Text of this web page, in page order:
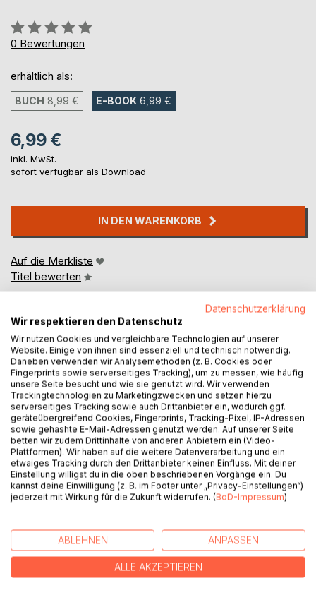
Bewertung::
0%
0 Bewertungen
erhältlich als:
BUCH 8,99 € E-BOOK 6,99 €
6,99 €
inkl. MwSt.
sofort verfügbar als Download
IN DEN WARENKORB
Auf die Merkliste
Titel bewerten
BESCHREIBUNG
Nur mal so angenommen die alte BRD, also das was man
gern auch die Bonner Republik nannte, hätte kurz vor einem
Konkurs gestanden. Worauf die verzweifelten Eliten sich
von einer amerikanischen Beratungsfirma, nennen wir sie
mal McCash, Rat holte. Deren Rezepte , initiiert von ihrem
deutschen Residenten, Konrad, genannt Conny, Demlack -
waren allerlei Sparpläne, vor allem aber umfangreiche
Privatisierungen staatlicher Unternehmen. Mit allerlei auch
grotesken Folgen. Und nehmen wir mal an, die geheimen
Protokolle, Dokumente, Abrechnungen, Planungsunterlagen
Datenschutzerklärung
Wir respektieren den Datenschutz
Wir nutzen Cookies und vergleichbare Technologien auf unserer
Website. Einige von ihnen sind essenziell und technisch notwendig.
Daneben verwenden wir Analysemethoden (z. B. Cookies oder
Fingerprints sowie serverseitiges Tracking), um zu messen, wie häufig
unsere Seite besucht und wie sie genutzt wird. Wir verwenden
Trackingtechnologien zu Marketingzwecken und setzen hierzu
serverseitiges Tracking sowie auch Drittanbieter ein, wodurch ggf.
geräteübergreifend Cookies, Fingerprints, Tracking-Pixel, IP-Adressen
sowie gehashte E-Mail-Adressen genutzt werden. Auf unserer Seite
betten wir zudem Drittinhalte von anderen Anbietern ein (Video-
Plattformen). Wir haben auf die weitere Datenverarbeitung und ein
etwaiges Tracking durch den Drittanbieter keinen Einfluss. Mit deiner
Einstellung willigst du in die oben beschriebenen Vorgänge ein. Du
kannst deine Einwilligung (z. B. im Footer unter „Privacy-Einstellungen“)
jederzeit mit Wirkung für die Zukunft widerrufen. (BoD-Impressum)
ABLEHNEN ANPASSEN
ALLE AKZEPTIEREN